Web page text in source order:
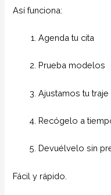
Así funciona:
Agenda tu cita
Prueba modelos
Ajustamos tu traje
Recógelo a
Devuélvelo sin
Fácil y rápido.